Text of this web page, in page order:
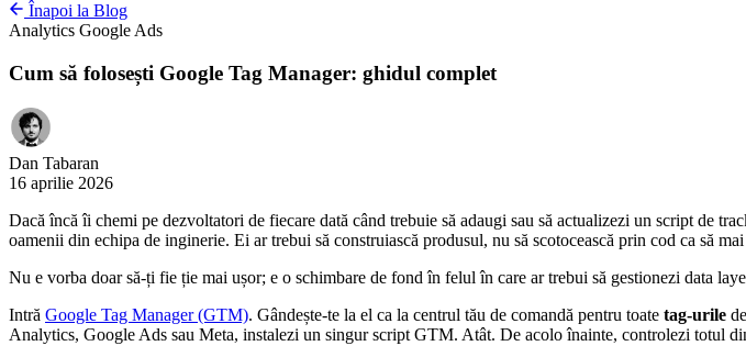
Înapoi la Blog
Analytics Google Ads
Cum să folosești Google Tag Manager: ghidul complet
Dan Tabaran
16 aprilie 2026
Dacă încă îi chemi pe dezvoltatori de fiecare dată când trebuie să adaugi sau să actualizezi un script de
oamenii din echipa de inginerie. Ei ar trebui să construiască produsul, nu să scotocească prin cod ca să
Nu e vorba doar să-ți fie ție mai ușor; e o schimbare de fond în felul în care ar trebui să gestionezi data
Intră Google Tag Manager (GTM). Gândește-te la el ca la centrul tău de comandă pentru toate tag-urile
Analytics, Google Ads sau Meta, instalezi un singur script GTM. Atât. De acolo înainte, controlezi totul